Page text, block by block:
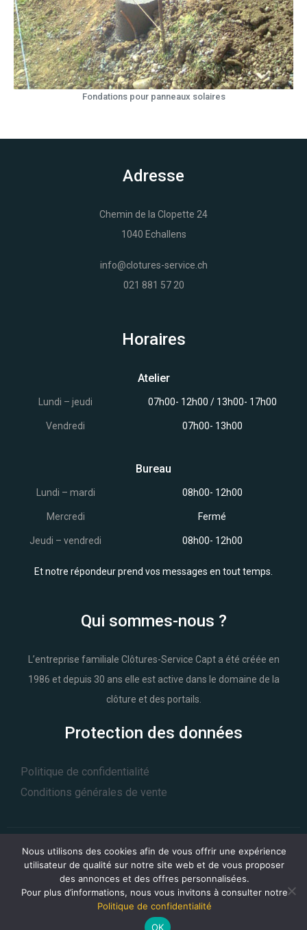
Fondations pour panneaux solaires
Adresse
Chemin de la Clopette 24
1040 Echallens
info@clotures-service.ch
021 881 57 20
Horaires
Atelier
Lundi – jeudi
Vendredi
07h00- 12h00 / 13h00- 17h00
07h00- 13h00
Bureau
Lundi – mardi
Mercredi
Jeudi – vendredi
08h00- 12h00
Fermé
08h00- 12h00
Et notre répondeur prend vos messages en tout temps.
Qui sommes-nous ?
L’entreprise familiale Clôtures-Service Capt a été créée en
1986 et depuis 30 ans elle est active dans le domaine de la
clôture et des portails.
Protection des données
Politique de confidentialité
Conditions générales de vente
© 2021 Clôtures-Service. All Rights Reserved | Un siteProClick
Nous utilisons des cookies afin de vous offrir une expérience
utilisateur de qualité sur notre site web et de vous proposer
des annonces et des offres personnalisées.
Pour plus d’informations, nous vous invitons à consulter notre
Politique de confidentialité
OK